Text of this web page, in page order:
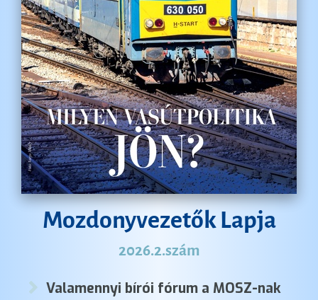
Mozdonyvezetők Lapja
2026.2.szám
Valamennyi bírói fórum a MOSZ-nak